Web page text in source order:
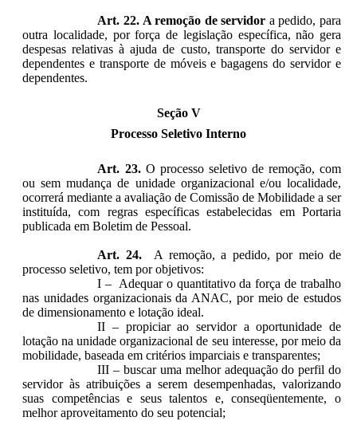
Art. 22. A remoção de servidor a pedido, para
outra localidade, por força de legislação específica, não gera
despesas relativas à ajuda de custo, transporte do servidor e
dependentes e transporte de móveis e bagagens do servidor e
dependentes.
Seção V
Processo Seletivo Interno
Art. 23.O processo seletivo de remoção, com
ou sem mudança de unidade organizacional e/ou localidade,
ocorrerá mediante a avaliação de Comissão de Mobilidade a ser
instituída, com regras específicas estabelecidas em Portaria
publicada em Boletim de Pessoal.
Art. 24. A remoção, a pedido, por meio de
processo seletivo, tem por objetivos:
I – Adequar o quantitativo da força de trabalho
nas unidades organizacionais da ANAC, por meio de estudos
de dimensionamento e lotação ideal.
II – propiciar ao servidor a oportunidade de
lotação na unidade organizacional de seu interesse, por meio da
mobilidade, baseada em critérios imparciais e transparentes;
III – buscar uma melhor adequação do perfil do
servidor às atribuições a serem desempenhadas, valorizando
suas competências e seus talentos e, conseqüentemente, o
melhor aproveitamento do seu potencial;